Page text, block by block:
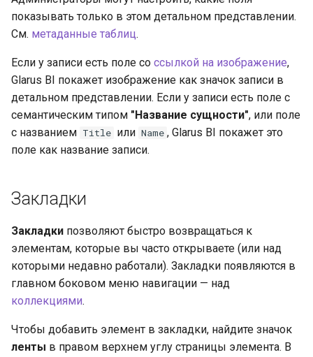
показывать только в этом детальном представлении.
См. метаданные таблиц.
Если у записи есть поле со ссылкой на изображение,
Glarus BI покажет изображение как значок записи в
детальном представлении. Если у записи есть поле с
семантическим типом "Название сущности", или поле
с названием Title или Name , Glarus BI покажет это
поле как название записи.
Закладки
Закладки позволяют быстро возвращаться к
элементам, которые вы часто открываете (или над
которыми недавно работали). Закладки появляются в
главном боковом меню навигации — над
коллекциями.
Чтобы добавить элемент в закладки, найдите значок
ленты в правом верхнем углу страницы элемента. В